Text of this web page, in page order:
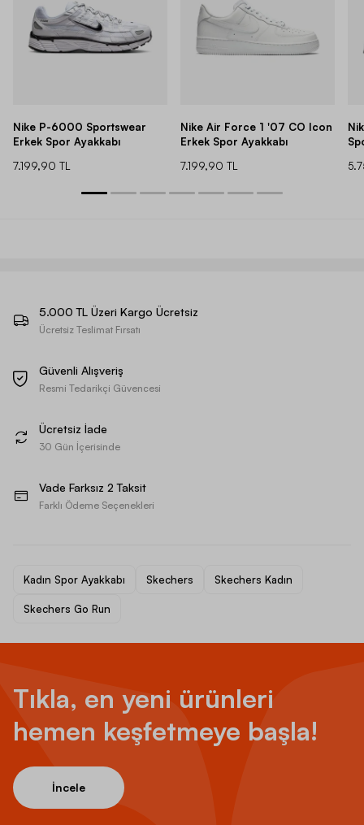
Nike P-6000 Sportswear
Erkek Spor Ayakkabı
7.199,90 TL
Nike Air Force 1 '07 CO Icon
Erkek Spor Ayakkabı
7.199,90 TL
5.000 TL Üzeri Kargo Ücretsiz
Ücretsiz Teslimat Fırsatı
Güvenli Alışveriş
Resmi Tedarikçi Güvencesi
Ücretsiz İade
30 Gün İçerisinde
Vade Farksız 2 Taksit
Farklı Ödeme Seçenekleri
Kadın Spor Ayakkabı Skechers Skechers Kadın
Skechers Go Run
Tıkla, en yeni ürünleri
hemen keşfetmeye başla!
İncele